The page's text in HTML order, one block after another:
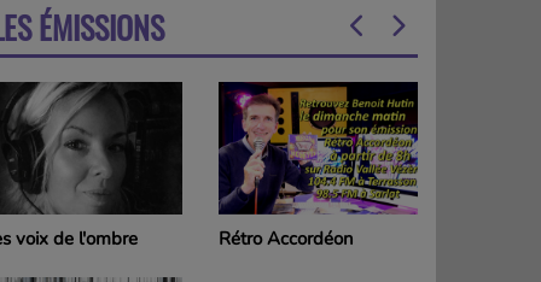
ÉMISSIONS
voix de l'ombre Rétro Accordéon